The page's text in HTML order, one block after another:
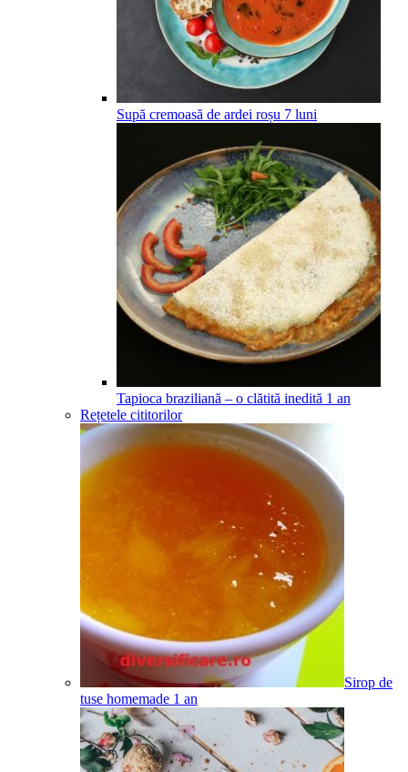
Supă cremoasă de ardei roșu 7 luni
Tapioca braziliană – o clătită inedită 1 an
Rețetele cititorilor
Sirop de
tuse homemade 1 an